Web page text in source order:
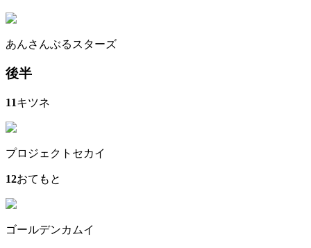
あんさんぶるスターズ
後半
11キツネ
プロジェクトセカイ
12おてもと
ゴールデンカムイ